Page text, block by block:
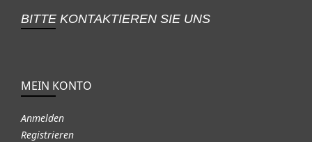
BITTE KONTAKTIEREN SIE UNS
MEIN KONTO
Anmelden
Registrieren